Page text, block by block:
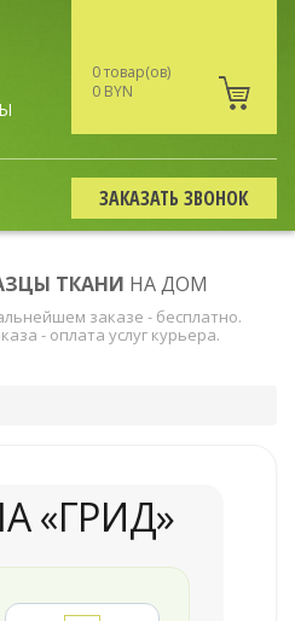
0 товар(ов)
0 BYN
ЗАКАЗАТЬ ЗВОНОК
ТКАНИ НА ДОМ
заказе - бесплатно.
- оплата услуг курьера.
«ГРИД»